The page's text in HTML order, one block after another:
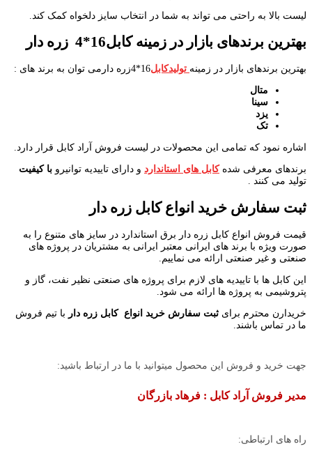
لیست بالا به راحتی می تواند به شما در انتخاب سایز دلخواه کمک کند.
بهترین برندهای بازار در زمینه کابل16*4 زره دار
بهترین برندهای بازار در زمینه تولیدکابل16*4زره دارمی توان به برند های :
متال
سینا
یزد
تک
اشاره نمود که تمامی این محصولات در لیست فروش آراد کابل قرار دارد.
برندهای معرفی شدهکابل های استاندارد و دارای تاییدیه توانیرو با کیفیت
تولید می کنند .
ثبت سفارش خرید انواع کابل زره دار
قیمت فروش انواع کابل زره دار برق استاندارد در سایز های متنوع را به
صورت ویژه با برند های ایرانی معتبر ایرانی به مشتریان در پروژه های
صنعتی و غیر صنعتی ارائه می نماییم.
این کابل ها با تاییدیه های لازم برای پروژه های صنعتی نظیر نفت، گاز و
پتروشیمی به پروژه ها ارائه می شود.
خریدارن محترم برای ثبت سفارش خرید انواع کابل زره دار با تیم فروش
ما در تماس باشند.
جهت خرید و فروش این محصول میتوانید با ما در ارتباط باشید:
مدیر فروش آراد کابل : فرهاد بازرگان
راه های ارتباطی: